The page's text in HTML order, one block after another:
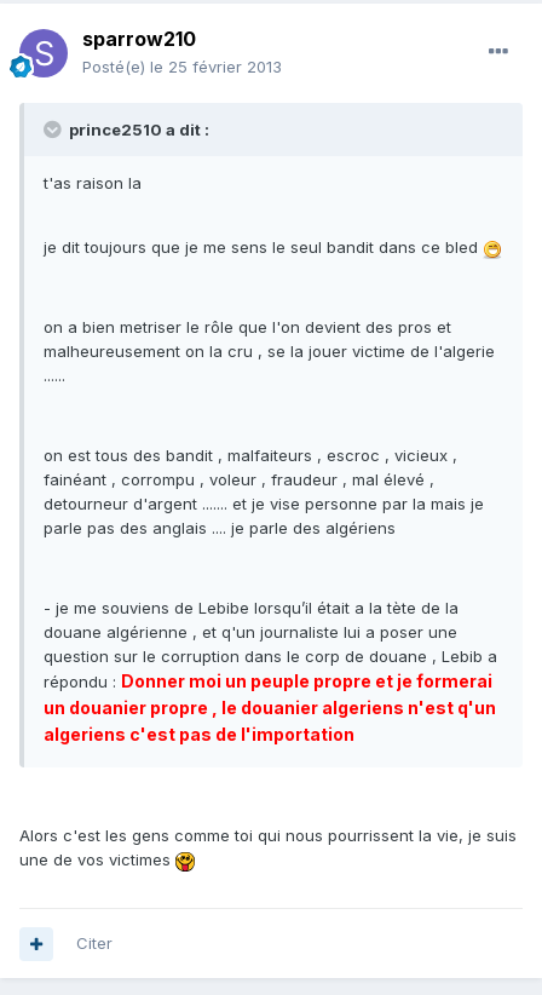
sparrow210
Posté(e) le 25 février 2013
prince2510 a dit :
t'as raison la
je dit toujours que je me sens le seul bandit dans ce bled
on a bien metriser le rôle que l'on devient des pros et
malheureusement on la cru , se la jouer victime de l'algerie
......
on est tous des bandit , malfaiteurs , escroc , vicieux ,
fainéant , corrompu , voleur , fraudeur , mal élevé ,
detourneur d'argent ....... et je vise personne par la mais je
parle pas des anglais .... je parle des algériens
- je me souviens de Lebibe lorsqu’il était a la tète de la
douane algérienne , et q'un journaliste lui a poser une
question sur le corruption dans le corp de douane , Lebib a
répondu : Donner moi un peuple propre et je formerai
un douanier propre , le douanier algeriens n'est q'un
algeriens c'est pas de l'importation
Alors c'est les gens comme toi qui nous pourrissent la vie, je suis
une de vos victimes
Citer